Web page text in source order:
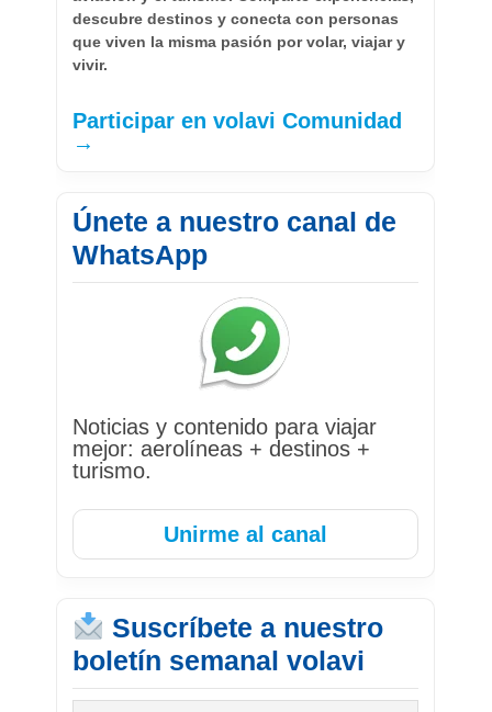
descubre destinos y conecta con personas
que viven la misma pasión por volar, viajar y
vivir.
Participar en volavi Comunidad
→
Únete a nuestro canal de
WhatsApp
Noticias y contenido para viajar
mejor: aerolíneas + destinos +
turismo.
Unirme al canal
Suscríbete a nuestro
boletín semanal volavi